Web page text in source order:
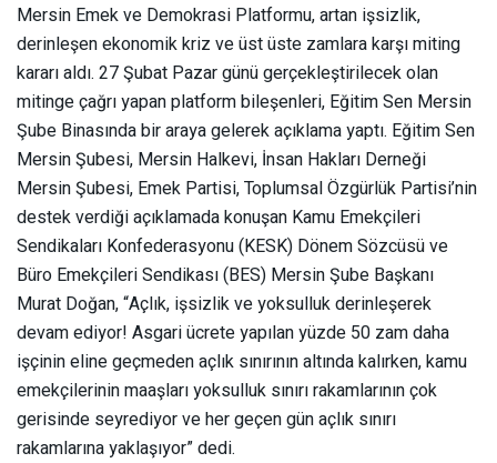
Mersin Emek ve Demokrasi Platformu, artan işsizlik,
derinleşen ekonomik kriz ve üst üste zamlara karşı miting
kararı aldı. 27 Şubat Pazar günü gerçekleştirilecek olan
mitinge çağrı yapan platform bileşenleri, Eğitim Sen Mersin
Şube Binasında bir araya gelerek açıklama yaptı. Eğitim Sen
Mersin Şubesi, Mersin Halkevi, İnsan Hakları Derneği
Mersin Şubesi, Emek Partisi, Toplumsal Özgürlük Partisi’nin
destek verdiği açıklamada konuşan Kamu Emekçileri
Sendikaları Konfederasyonu (KESK) Dönem Sözcüsü ve
Büro Emekçileri Sendikası (BES) Mersin Şube Başkanı
Murat Doğan, “Açlık, işsizlik ve yoksulluk derinleşerek
devam ediyor! Asgari ücrete yapılan yüzde 50 zam daha
işçinin eline geçmeden açlık sınırının altında kalırken, kamu
emekçilerinin maaşları yoksulluk sınırı rakamlarının çok
gerisinde seyrediyor ve her geçen gün açlık sınırı
rakamlarına yaklaşıyor” dedi.